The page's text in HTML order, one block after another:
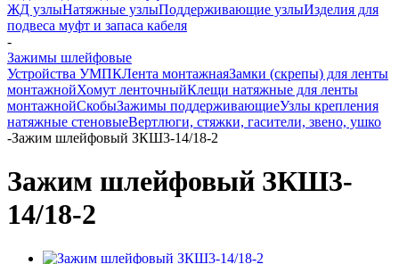
ЖД узлыНатяжные узлыПоддерживающие узлыИзделия для
подвеса муфт и запаса кабеля
-
Зажимы шлейфовые
Устройства УМПКЛента монтажнаяЗамки (скрепы) для ленты
монтажнойХомут ленточныйКлещи натяжные для ленты
монтажнойСкобыЗажимы поддерживающиеУзлы крепления
натяжные стеновыеВертлюги, стяжки, гасители, звено, ушко
-Зажим шлейфовый ЗКШ3-14/18-2
Зажим шлейфовый ЗКШ3-
14/18-2